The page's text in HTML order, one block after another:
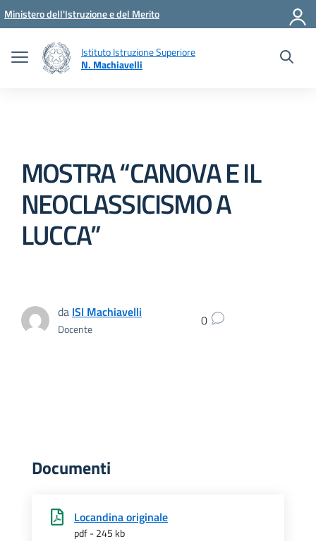
Vai ai contenuti
Vai al menu di navigazione
Vai al footer
Ministero dell'Istruzione e del Merito
Istituto Istruzione Superiore
N. Machiavelli
MOSTRA “CANOVA E IL
NEOCLASSICISMO A
LUCCA”
da ISI Machiavelli
Docente 0
Documenti
Locandina originale
pdf - 245 kb